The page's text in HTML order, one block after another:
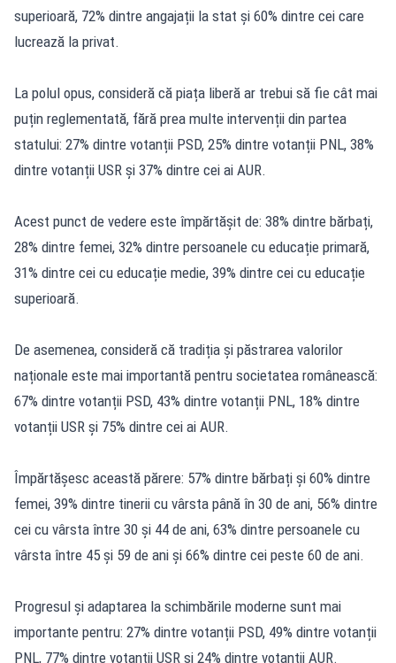
superioară, 72% dintre angajații la stat și 60% dintre cei care
lucrează la privat.
La polul opus, consideră că piața liberă ar trebui să fie cât mai
puțin reglementată, fără prea multe intervenții din partea
statului: 27% dintre votanții PSD, 25% dintre votanții PNL, 38%
dintre votanții USR și 37% dintre cei ai AUR.
Acest punct de vedere este împărtășit de: 38% dintre bărbați,
28% dintre femei, 32% dintre persoanele cu educație primară,
31% dintre cei cu educație medie, 39% dintre cei cu educație
superioară.
De asemenea, consideră că tradiția și păstrarea valorilor
naționale este mai importantă pentru societatea românească:
67% dintre votanții PSD, 43% dintre votanții PNL, 18% dintre
votanții USR și 75% dintre cei ai AUR.
Împărtășesc această părere: 57% dintre bărbați și 60% dintre
femei, 39% dintre tinerii cu vârsta până în 30 de ani, 56% dintre
cei cu vârsta între 30 și 44 de ani, 63% dintre persoanele cu
vârsta între 45 și 59 de ani și 66% dintre cei peste 60 de ani.
Progresul și adaptarea la schimbările moderne sunt mai
importante pentru: 27% dintre votanții PSD, 49% dintre votanții
PNL, 77% dintre votanții USR și 24% dintre votanții AUR.